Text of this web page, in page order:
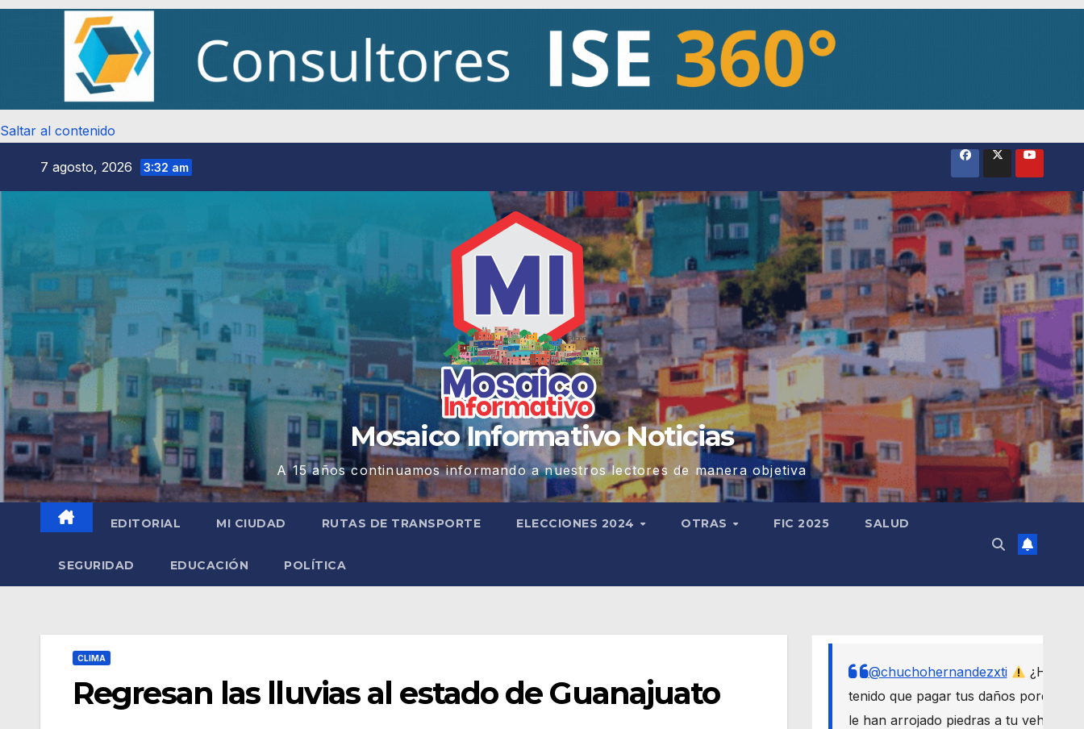
Saltar al contenido
7 agosto, 2026 3:32 am
Mosaico Informativo Noticias
A 15 años continuamos informando a nuestros lectores de manera objetiva
EDITORIAL MI CIUDAD RUTAS DE TRANSPORTE ELECCIONES 2024 OTRAS FIC 2025 SALUD
SEGURIDAD EDUCACIÓN POLÍTICA
CLIMA
Regresan las lluvias al estado de Guanajuato
@chuchohernandezxti
¿Has
tenido que pagar tus daños porque
le han arrojado piedras a tu vehículo